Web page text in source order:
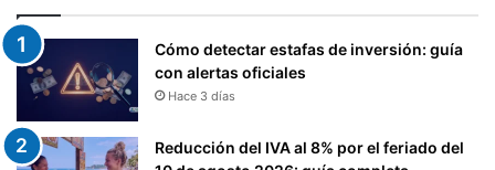
Cómo detectar estafas de inversión: guía
con alertas oficiales
Hace 3 días
Reducción del IVA al 8% por el feriado del